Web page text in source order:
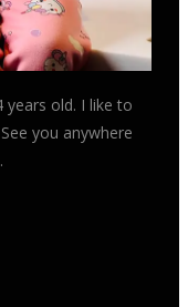
years old. I like to
you anywhere